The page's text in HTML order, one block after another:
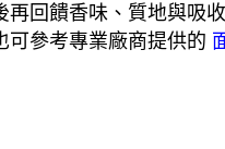
回饋香味、質地與吸
可參考專業廠商提供的